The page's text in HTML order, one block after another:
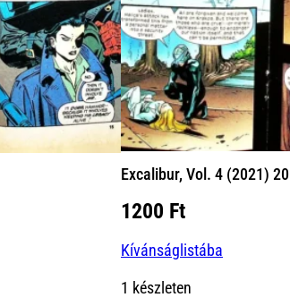
Excalibur, Vol. 4 (2021) 20
1200 Ft
Kívánságlistába
1 készleten